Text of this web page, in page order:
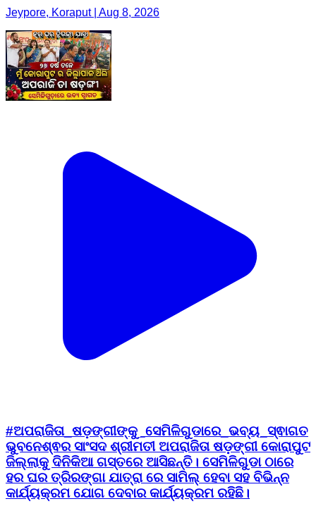
Jeypore, Koraput | Aug 8, 2026
#ଅପରାଜିତା_ଷଡ଼ଙ୍ଗୀଙ୍କୁ_ସେମିଳିଗୁଡାରେ_ଭବ୍ୟ_ସ୍ଵାଗତ
ଭୁବନେଶ୍ଵର ସାଂସଦ ଶ୍ରୀମତୀ ଅପରାଜିତା ଷଡ଼ଙ୍ଗୀ କୋରାପୁଟ
ଜିଲ୍ଲାକୁ ଦିନିକିଆ ଗସ୍ତରେ ଆସିଛନ୍ତି। ସେମିଳିଗୁଡା ଠାରେ
ହର ଘର ତ୍ରିରଙ୍ଗା ଯାତ୍ରା ରେ ସାମିଲ୍ ହେବା ସହ ବିଭିନ୍ନ
କାର୍ଯ୍ୟକ୍ରମ ଯୋଗ ଦେବାର କାର୍ଯ୍ୟକ୍ରମ ରହିଛି।